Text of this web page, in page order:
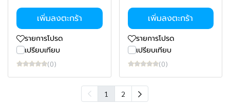
เพิ่มลงตะกร้า
รายการโปรด
เปรียบเทียบ
(0)
เพิ่มลงตะกร้า
รายการโปรด
เปรียบเทียบ
(0)
1 2